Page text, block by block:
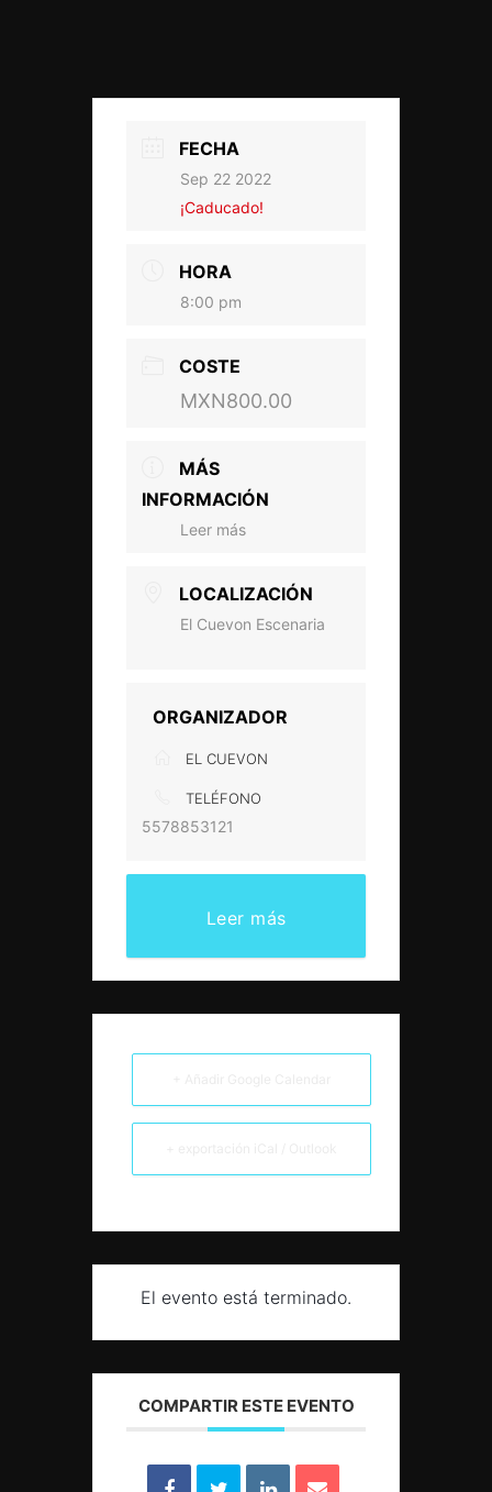
FECHA
Sep 22 2022
¡Caducado!
HORA
8:00 pm
COSTE
MXN800.00
MÁS
INFORMACIÓN
Leer más
LOCALIZACIÓN
El Cuevon Escenaria
ORGANIZADOR
EL CUEVON
TELÉFONO
5578853121
Leer más
El evento está terminado.
COMPARTIR ESTE EVENTO